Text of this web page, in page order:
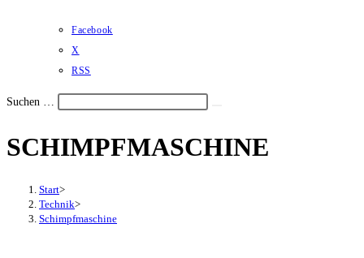
Facebook
X
RSS
Suchen …
den
SCHIMPFMASCHINE
Start>
Technik>
Schimpfmaschine